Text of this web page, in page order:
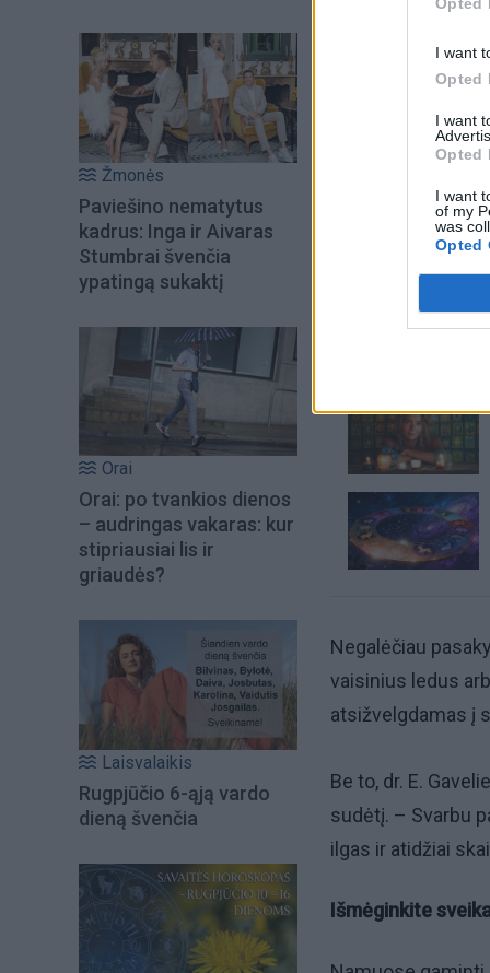
I want
Opted
I want
Opted
I want
of my
was
Opted
Žmonės
Paviešino nematytus
kadrus: Inga ir Aivaras
Stumbrai švenčia
ypatingą sukaktį
Orai
Orai: po tvankios dienos
– audringas vakaras: kur
stipriausiai lis ir
griaudės?
Laisvalaikis
Rugpjūčio 6-ąją vardo
dieną švenčia
Negalėčiau
vaisinius ledus
atsižvelgdamas į
Be to, dr. E.
sudėtį. – Svarbu
ilgas ir atidžiai
Išmėginkite